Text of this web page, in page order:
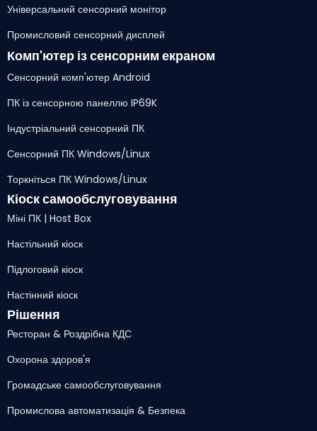
Універсальний сенсорний монітор
Промисловий сенсорний дисплей
Комп'ютер із сенсорним екраном
Сенсорний комп'ютер Android
ПК із сенсорною панеллю IP69K
Індустріальний сенсорний ПК
Сенсорний ПК Windows/Linux
Торкніться ПК Windows/Linux
Кіоск самообслуговування
Міні ПК | Host Box
Настільний кіоск
Підлоговий кіоск
Настінний кіоск
Рішення
Ресторан & Роздрібна КДС
Охорона здоров'я
Громадське самообслуговування
Промислова автоматизація & Безпека